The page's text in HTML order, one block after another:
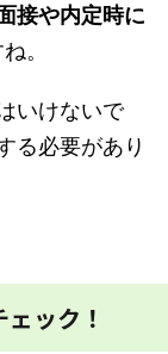
接や内定時に
。
いけないで
る必要があり
ック！